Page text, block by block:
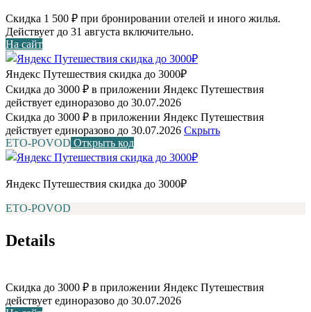
Скидка 1 500 ₽ при бронировании отелей и иного жилья.
Действует до 31 августа включительно.
На сайт
Яндекс Путешествия скидка до 3000₽
Скидка до 3000 ₽ в приложении Яндекс Путешествия
действует единоразово до 30.07.2026
Скидка до 3000 ₽ в приложении Яндекс Путешествия
действует единоразово до 30.07.2026 Скрыть
ETO-POVOD Открыть код
Яндекс Путешествия скидка до 3000₽
ETO-POVOD
Details
Скидка до 3000 ₽ в приложении Яндекс Путешествия
действует единоразово до 30.07.2026